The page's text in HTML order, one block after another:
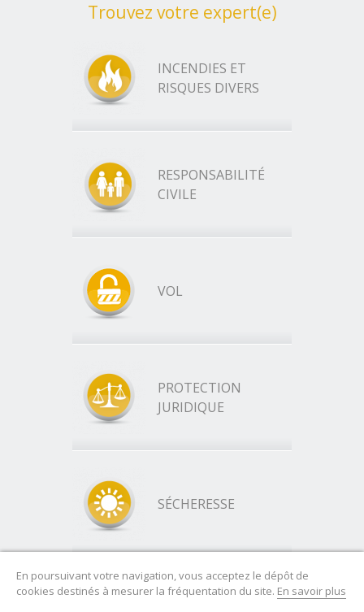
En poursuivant votre navigation, vous acceptez le dépôt de
cookies destinés à mesurer la fréquentation du site. En savoir plus
Trouvez votre expert(e)
INCENDIES ET
RISQUES DIVERS
RESPONSABILITÉ
CIVILE
VOL
PROTECTION
JURIDIQUE
SÉCHERESSE